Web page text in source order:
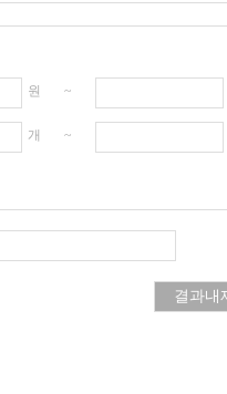
원 ~
개 ~